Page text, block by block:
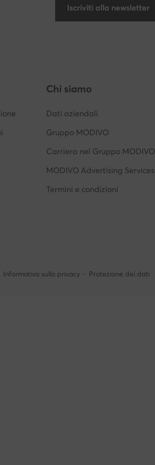
Iscriviti alla newsletter
Chi siamo
Dati aziendali
Gruppo MODIVO
Carriera nel Gruppo MODIVO
MODIVO Advertising Services
Termini e condizioni
Informativa sulla privacy Protezione dei dati